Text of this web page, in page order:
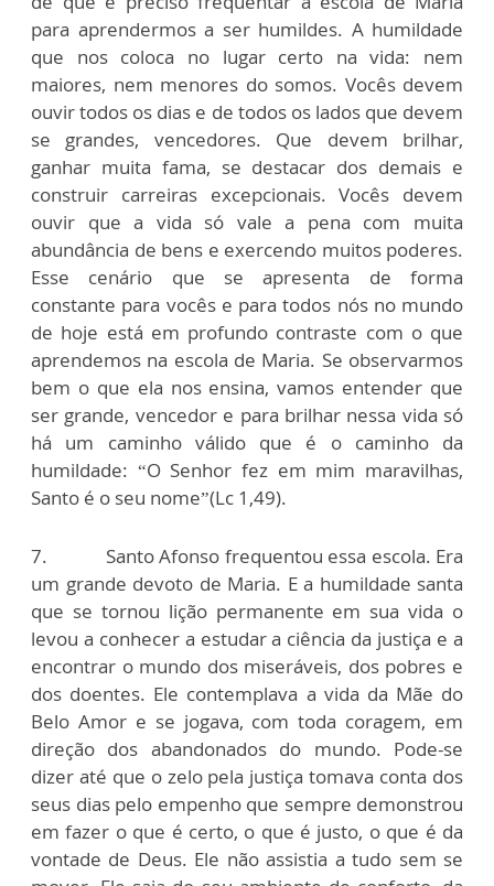
para aprendermos a ser humildes. A humildade
que nos coloca no lugar certo na vida: nem
maiores, nem menores do somos. Vocês devem
ouvir todos os dias e de todos os lados que devem
se grandes, vencedores. Que devem brilhar,
ganhar muita fama, se destacar dos demais e
construir carreiras excepcionais. Vocês devem
ouvir que a vida só vale a pena com muita
abundância de bens e exercendo muitos poderes.
Esse cenário que se apresenta de forma
constante para vocês e para todos nós no mundo
de hoje está em profundo contraste com o que
aprendemos na escola de Maria. Se observarmos
bem o que ela nos ensina, vamos entender que
ser grande, vencedor e para brilhar nessa vida só
há um caminho válido que é o caminho da
humildade: “O Senhor fez em mim maravilhas,
Santo é o seu nome”(Lc 1,49).
7. Santo Afonso frequentou essa escola. Era
um grande devoto de Maria. E a humildade santa
que se tornou lição permanente em sua vida o
levou a conhecer a estudar a ciência da justiça e a
encontrar o mundo dos miseráveis, dos pobres e
dos doentes. Ele contemplava a vida da Mãe do
Belo Amor e se jogava, com toda coragem, em
direção dos abandonados do mundo. Pode-se
dizer até que o zelo pela justiça tomava conta dos
seus dias pelo empenho que sempre demonstrou
em fazer o que é certo, o que é justo, o que é da
vontade de Deus. Ele não assistia a tudo sem se